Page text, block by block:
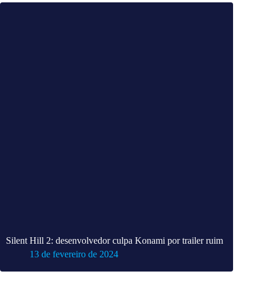
Silent Hill 2: desenvolvedor culpa Konami por trailer ruim
13 de fevereiro de 2024